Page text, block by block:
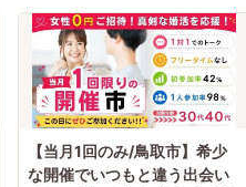
【当月1回のみ/鳥取市】希少
な開催でいつもと違う出会い